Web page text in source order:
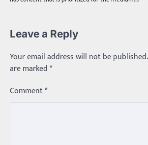
Leave a Reply
Your email address will not be published.
are marked*
Comment*